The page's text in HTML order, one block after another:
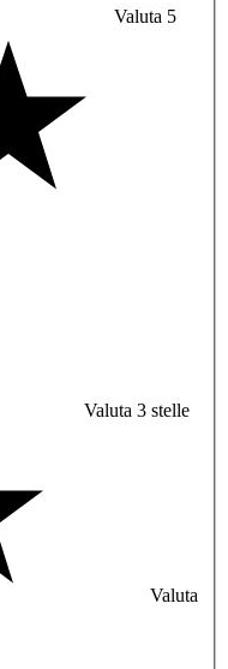
Valuta 5
Valuta 3 stelle
Valuta